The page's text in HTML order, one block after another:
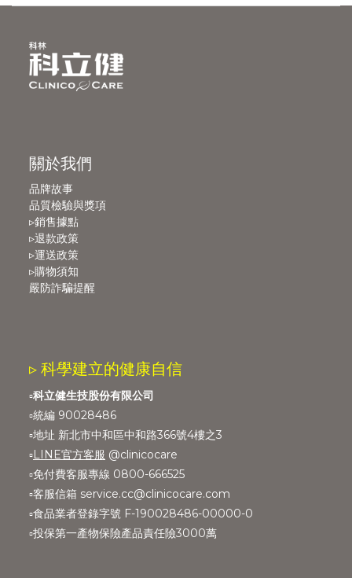
關於我們
品牌故事
品質檢驗與獎項
▹銷售據點
▹退款政策
▹運送政策
▹購物須知
嚴防詐騙提醒
▹ 科學建立的健康自信
▫️科立健生技股份有限公司
▫️統編 90028486
▫️地址 新北市中和區中和路366號4樓之3
▫️LINE官方客服 @clinicocare
▫️免付費客服專線 0800-666525
▫️客服信箱 service.cc@clinicocare.com
▫️食品業者登錄字號 F-190028486-00000-0
▫️投保第一產物保險產品責任險3000萬